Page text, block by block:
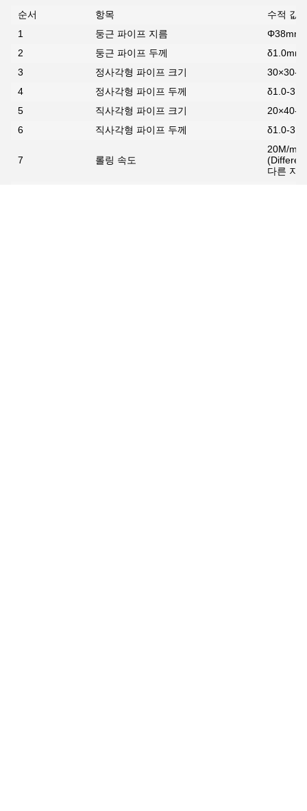
순서 항목
수적 값
1
둥근 파이프 지름
2
둥근 파이프 두께
δ1.0mm
3
정사각형 파이프 크기
30×30-
4
정사각형 파이프 두께
δ1.0-
5
직사각형 파이프 크기
20×40-
6
직사각형 파이프 두께 δ1.0-
7 롤링 속도
20M/
다른 지